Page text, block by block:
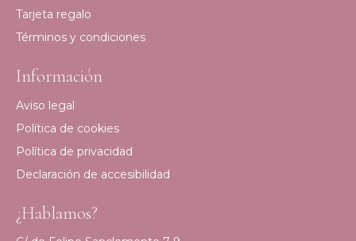
Tarjeta regalo
Términos y condiciones
Información
Aviso legal
Política de cookies
Política de privacidad
Declaración de accesibilidad
¿Hablamos?